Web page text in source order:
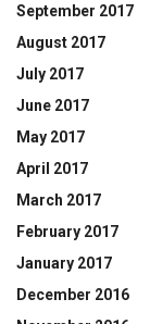
September 2017
August 2017
July 2017
June 2017
May 2017
April 2017
March 2017
February 2017
January 2017
December 2016